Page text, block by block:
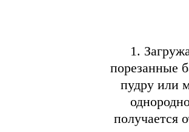
1.
порезанные
пудру или
получается